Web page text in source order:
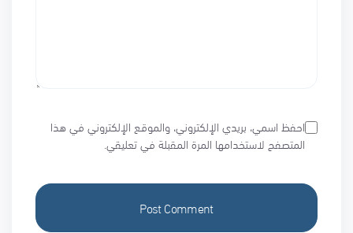
احفظ اسمي، بريدي الإلكتروني، والموقع الإلكتروني في هذا
المتصفح لاستخدامها المرة المقبلة في تعليقي.